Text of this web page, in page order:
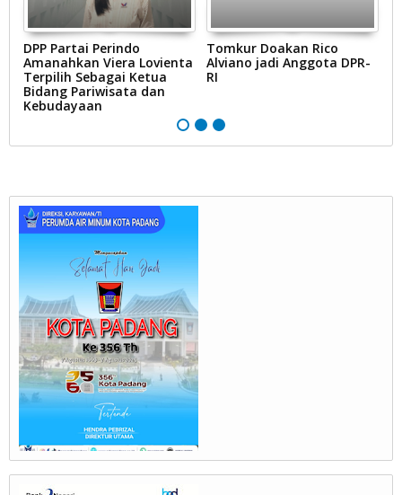
DPP Partai Perindo
Amanahkan Viera Lovienta
Terpilih Sebagai Ketua
Bidang Pariwisata dan
Kebudayaan
Tomkur Doakan Rico
Alviano jadi Anggota DPR-
RI